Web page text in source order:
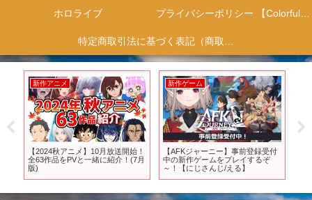
ホロライブ プライバシーポリシー 【Colorful Creation】
特定商取引法に基づく表記（商取引に関する開示）
新作アニメ
【2024秋アニメ】10月放送開始！
全63作品をPVと一緒に紹介！(7月
版)
新作ゲーム
【AFKジャーニー】事前登録受付
中の新作ゲームをプレイするぞ
～！【にじさんじ/える】